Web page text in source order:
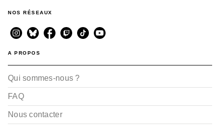
NOS RÉSEAUX
A PROPOS
Qui sommes-nous ?
FAQ
Nous contacter